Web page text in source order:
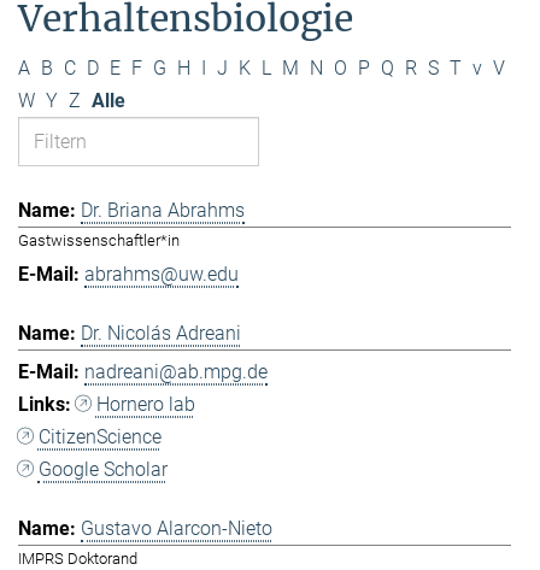
Verhaltensbiologie
A B C D E F G H J K L M N O P Q R S T v V
W Y Z Alle
Dr. Briana Abrahms
Gastwissenschaftler*in
abrahms@uw.edu
Dr. Nicolás Adreani
nadreani@ab.mpg.de
Hornero lab
CitizenScience
Google Scholar
Gustavo Alarcon-Nieto
IMPRS Doktorand